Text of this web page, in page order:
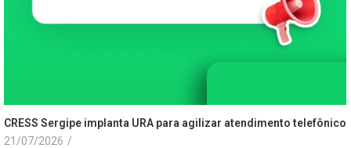
CRESS Sergipe implanta URA para agilizar atendimento telefônico
21/07/2026 /